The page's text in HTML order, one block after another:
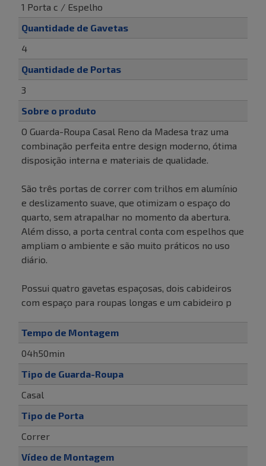
1 Porta c / Espelho
Quantidade de Gavetas
4
Quantidade de Portas
3
Sobre o produto
O Guarda-Roupa Casal Reno da Madesa traz uma
combinação perfeita entre design moderno, ótima
disposição interna e materiais de qualidade.
São três portas de correr com trilhos em alumínio
e deslizamento suave, que otimizam o espaço do
quarto, sem atrapalhar no momento da abertura.
Além disso, a porta central conta com espelhos que
ampliam o ambiente e são muito práticos no uso
diário.
Possui quatro gavetas espaçosas, dois cabideiros
com espaço para roupas longas e um cabideiro p
Tempo de Montagem
04h50min
Tipo de Guarda-Roupa
Casal
Tipo de Porta
Correr
Vídeo de Montagem